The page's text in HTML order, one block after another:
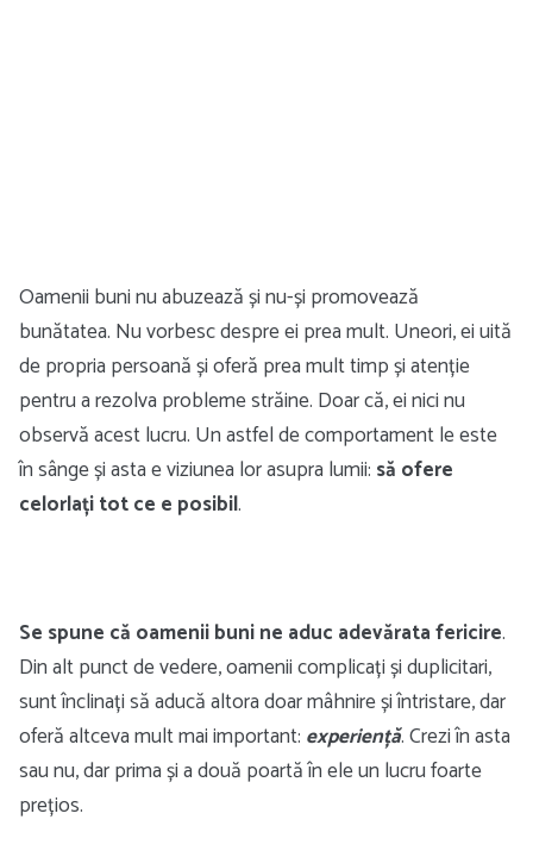
Oamenii buni nu abuzează și nu-și promovează
bunătatea. Nu vorbesc despre ei prea mult. Uneori, ei uită
de propria persoană și oferă prea mult timp și atenție
pentru a rezolva probleme străine. Doar că, ei nici nu
observă acest lucru. Un astfel de comportament le este
în sânge și asta e viziunea lor asupra lumii: să ofere
celorlați tot ce e posibil.
Se spune că oamenii buni ne aduc adevărata fericire.
Din alt punct de vedere, oamenii complicați și duplicitari,
sunt înclinați să aducă altora doar mâhnire și întristare, dar
oferă altceva mult mai important: experiență. Crezi în asta
sau nu, dar prima și a două poartă în ele un lucru foarte
prețios.